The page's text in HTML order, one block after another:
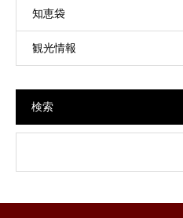
知恵袋
観光情報
検索